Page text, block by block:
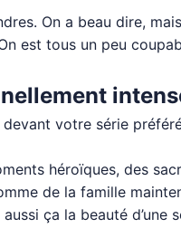
On a beau dire,
est tous un peu
votre série
héroïques, des
de la famille
ça la beauté d’une